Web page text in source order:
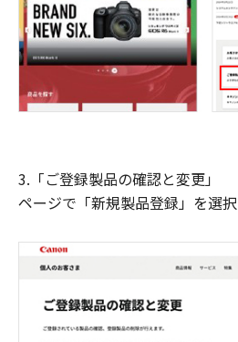
3.「ご登録製品の確認と変更」
ページで「新規製品登録」を選択